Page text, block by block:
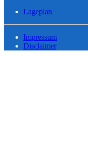
Lageplan
Impressum
Disclaimer